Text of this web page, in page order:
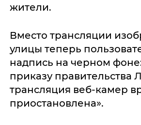
жители.
Вместо трансляции
улицы теперь
надпись на черном
приказу правительства
трансляция веб-камер
приостановлена».